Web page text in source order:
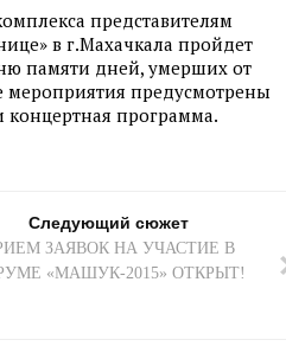
представителям
в г.Махачкала пройдет
памяти дней, умерших от
предусмотрены
программа.
Следующий сюжет
ЗАЯВОК НА УЧАСТИЕ В
«МАШУК-2015» ОТКРЫТ!